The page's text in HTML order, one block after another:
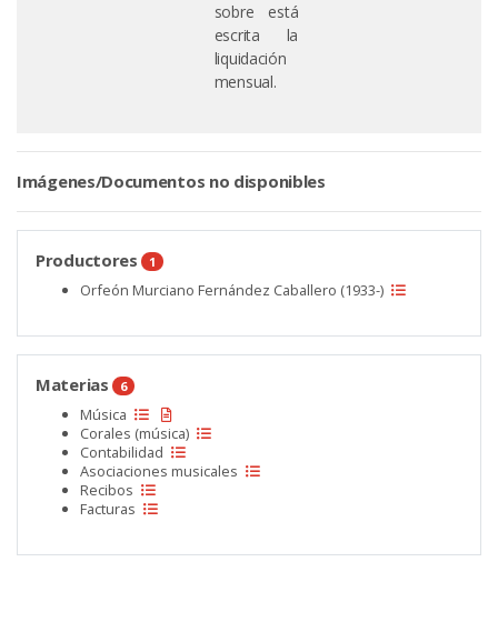
sobre está
escrita la
liquidación
mensual.
Imágenes/Documentos no disponibles
Productores 1
Orfeón Murciano Fernández Caballero (1933-)
Materias 6
Música
Corales (música)
Contabilidad
Asociaciones musicales
Recibos
Facturas